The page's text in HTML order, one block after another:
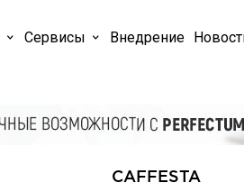
Cервисы Внедрение
CAFFESTA